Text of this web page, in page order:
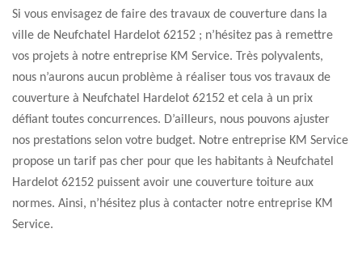
Si vous envisagez de faire des travaux de couverture dans la
ville de Neufchatel Hardelot 62152 ; n’hésitez pas à remettre
vos projets à notre entreprise KM Service. Très polyvalents,
nous n’aurons aucun problème à réaliser tous vos travaux de
couverture à Neufchatel Hardelot 62152 et cela à un prix
défiant toutes concurrences. D’ailleurs, nous pouvons ajuster
nos prestations selon votre budget. Notre entreprise KM Service
propose un tarif pas cher pour que les habitants à Neufchatel
Hardelot 62152 puissent avoir une couverture toiture aux
normes. Ainsi, n’hésitez plus à contacter notre entreprise KM
Service.